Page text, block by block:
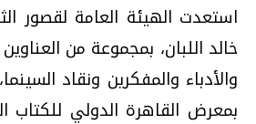
استعدت الهيئة العامة لقصور
خالد اللبان، بمجموعة من
والأدباء والمفكرين ونقاد